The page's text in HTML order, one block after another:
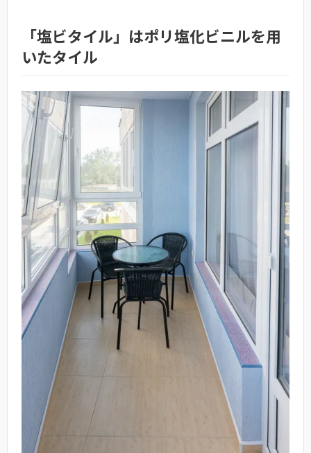
「塩ビタイル」はポリ塩化ビニルを用
いたタイル